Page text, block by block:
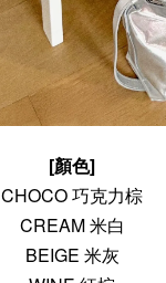
[顏色]
CHOCO 巧克力棕
CREAM 米白
BEIGE 米灰